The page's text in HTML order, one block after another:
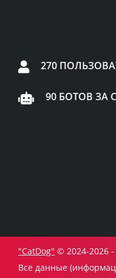
270
90 БОТОВ ЗА
"CatDog" © 2024-2026
Все данные